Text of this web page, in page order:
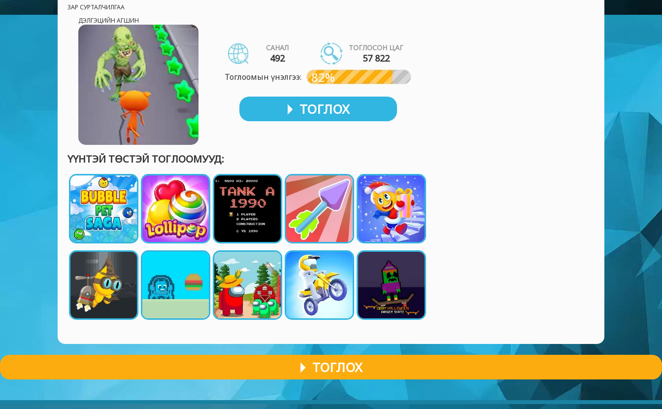
ЗАР СУРТАЛЧИЛГАА
ДЭЛГЭЦИЙН АГШИН
САНАЛ
492
ТОГЛОСОН ЦАГ
57 822
Тоглоомын үнэлгээ: 82%
ТОГЛОХ
ҮҮНТЭЙ ТӨСТЭЙ ТОГЛООМУУД:
ТОГЛОХ